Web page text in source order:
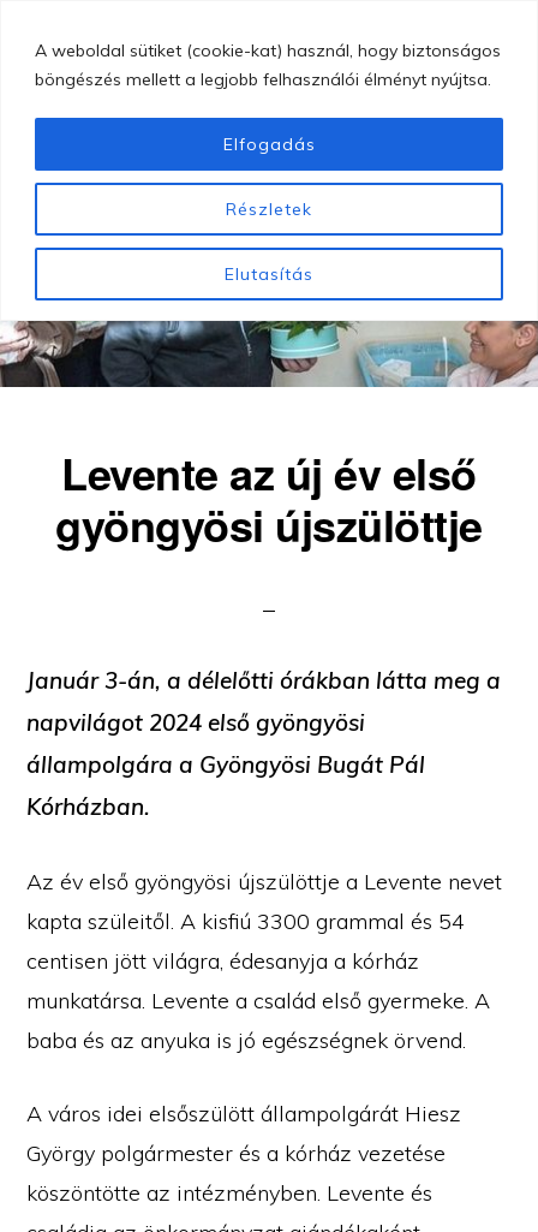
A weboldal sütiket (cookie-kat) használ, hogy biztonságos
böngészés mellett a legjobb felhasználói élményt nyújtsa.
Részletek
Elutasítás
Elfogadás
GYÖNGYÖSI
KÓRHÁZ
Gyöngyösi
Kórház
MENU
Levente az új év első
gyöngyösi újszülöttje
Január 3-án, a délelőtti órákban látta meg a
napvilágot 2024 első gyöngyösi
állampolgára a Gyöngyösi Bugát Pál
Kórházban.
Az év első gyöngyösi újszülöttje a Levente nevet
kapta szüleitől. A kisfiú 3300 grammal és 54
centisen jött világra, édesanyja a kórház
munkatársa. Levente a család első gyermeke. A
baba és az anyuka is jó egészségnek örvend.
A város idei elsőszülött állampolgárát Hiesz
György polgármester és a kórház vezetése
köszöntötte az intézményben. Levente és